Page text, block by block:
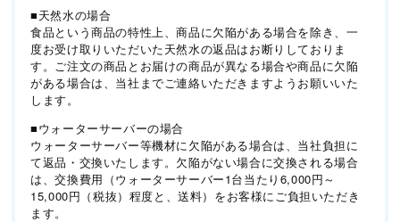
■天然水の場合
食品という商品の特性上、商品に欠陥がある場合を除き、一
度お受け取りいただいた天然水の返品はお断りしておりま
す。ご注文の商品とお届けの商品が異なる場合や商品に欠陥
がある場合は、当社までご連絡いただきますようお願いいた
します。
■ウォーターサーバーの場合
ウォーターサーバー等機材に欠陥がある場合は、当社負担に
て返品・交換いたします。欠陥がない場合に交換される場合
は、交換費用（ウォーターサーバー1台当たり6,000円～
15,000円（税抜）程度と、送料）をお客様にご負担いただき
ます。